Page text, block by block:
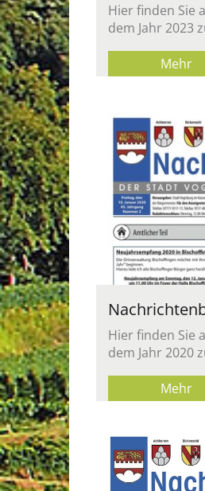
Hier fin­den Sie
dem Jahr 2023
Mehr
Hier fin­den Sie
dem Jahr 2020
Mehr